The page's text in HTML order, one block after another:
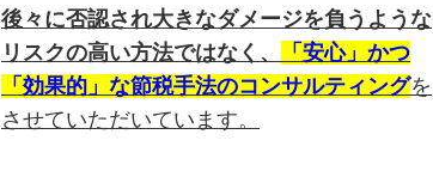
後々に否認され大きなダメージを負うような
リスクの高い方法ではなく、
「安心」かつ
「効果的」な節税手法のコンサルティングを
させていただいています。